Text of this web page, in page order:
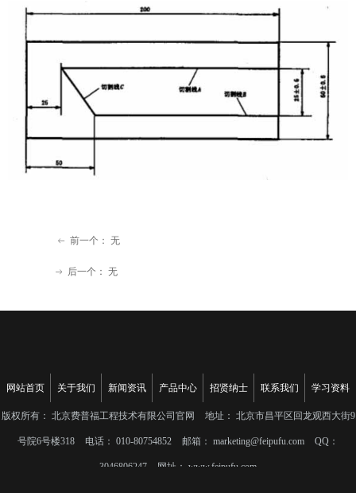
ꂃ 前一个： 无
ꁹ 后一个： 无
网站首页 关于我们 新闻资讯 产品中心 招贤纳士 联系我们 学习资料
版权所有： 北京费普福工程技术有限公司官网 地址： 北京市昌平区回龙观西大街9
号院6号楼318 电话： 010-80754852 邮箱： marketing@feipufu.com QQ：
3046806247 网址： www.feipufu.com